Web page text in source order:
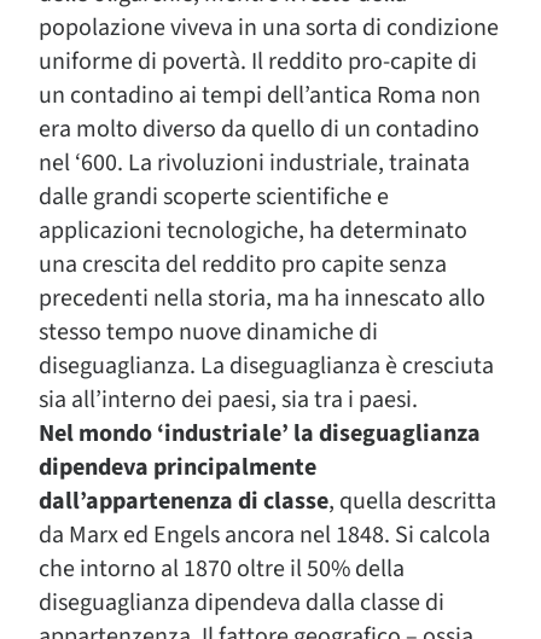
popolazione viveva in una sorta di condizione
uniforme di povertà. Il reddito pro-capite di
un contadino ai tempi dell’antica Roma non
era molto diverso da quello di un contadino
nel ‘600. La rivoluzioni industriale, trainata
dalle grandi scoperte scientifiche e
applicazioni tecnologiche, ha determinato
una crescita del reddito pro capite senza
precedenti nella storia, ma ha innescato allo
stesso tempo nuove dinamiche di
diseguaglianza. La diseguaglianza è cresciuta
sia all’interno dei paesi, sia tra i paesi.
Nel mondo ‘industriale’ la diseguaglianza
dipendeva principalmente
dall’appartenenza di classe, quella descritta
da Marx ed Engels ancora nel 1848. Si calcola
che intorno al 1870 oltre il 50% della
diseguaglianza dipendeva dalla classe di